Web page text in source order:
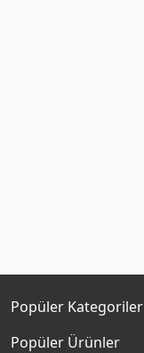
Popüler Kategoriler
İç Cephe Boyaları
Popüler Ürünler